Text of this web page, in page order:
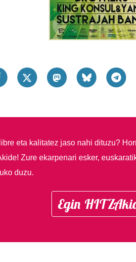
eta kalitatez jaso nahi dituzu?
Zure ekarpenari esker,
duzu.
Egin